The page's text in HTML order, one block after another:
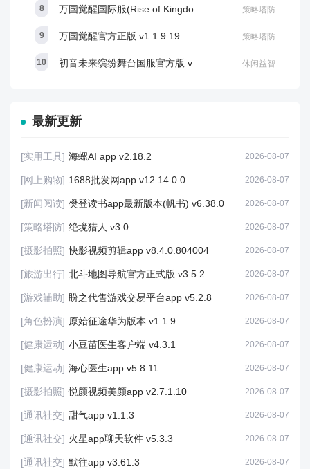
万国觉醒国际服(Rise of Kingdom) v1.1.9.19 策略塔防
万国觉醒官方正版 v1.1.9.19 策略塔防
初音未来缤纷舞台国服官方版 v6.0.0 休闲益智
最新更新
[实用工具] 海螺AI app v2.18.2 2026-08-07
[网上购物] 1688批发网app v12.14.0.0 2026-08-07
[新闻阅读] 樊登读书app最新版本(帆书) v6.38.0 2026-08-07
[策略塔防] 绝境猎人 v3.0 2026-08-07
[摄影拍照] 快影视频剪辑app v8.4.0.804004 2026-08-07
[旅游出行] 北斗地图导航官方正式版 v3.5.2 2026-08-07
[游戏辅助] 盼之代售游戏交易平台app v5.2.8 2026-08-07
[角色扮演] 原始征途华为版本 v1.1.9 2026-08-07
[健康运动] 小豆苗医生客户端 v4.3.1 2026-08-07
[健康运动] 海心医生app v5.8.11 2026-08-07
[摄影拍照] 悦颜视频美颜app v2.7.1.10 2026-08-07
[通讯社交] 甜气app v1.1.3 2026-08-07
[通讯社交] 火星app聊天软件 v5.3.3 2026-08-07
[通讯社交] 默往app v3.61.3 2026-08-07